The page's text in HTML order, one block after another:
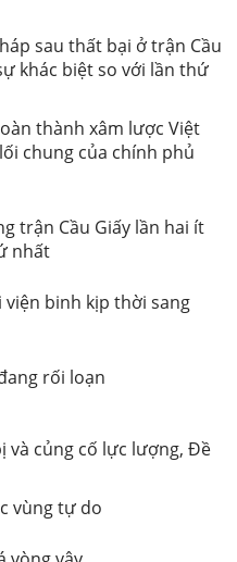
sau thất bại ở trận Cầu
khác biệt so với lần thứ
thành xâm lược Việt
chung của chính phủ
trận Cầu Giấy lần hai ít
nhất
binh kịp thời sang
rối loạn
và củng cố lực lượng, Đề
vùng tự do